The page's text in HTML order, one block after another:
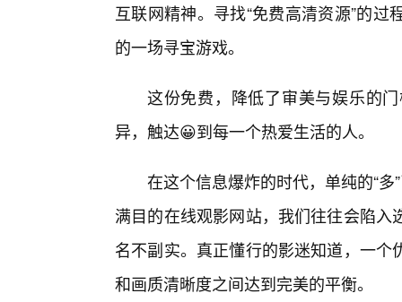
互联网精神。寻找“免费高清资源”的
的一场寻宝游戏。
这份免费，降低了审美与娱乐的
异，触达😀到每一个热爱生活的人。
在这个信息爆炸的时代，单纯的“
满目的在线观影网站，我们往往会陷
名不副实。真正懂行的影迷知道，一
和画质清晰度之间达到完美的平衡。